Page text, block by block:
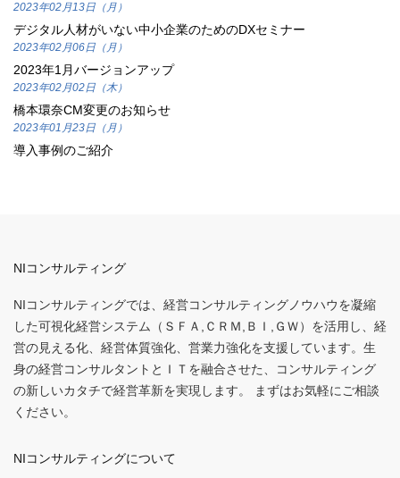
2023年02月13日（月）
デジタル人材がいない中小企業のためのDXセミナー
2023年02月06日（月）
2023年1月バージョンアップ
2023年02月02日（木）
橋本環奈CM変更のお知らせ
2023年01月23日（月）
導入事例のご紹介
NIコンサルティング
NIコンサルティングでは、経営コンサルティングノウハウを凝縮
した可視化経営システム（ＳＦＡ,ＣＲＭ,ＢＩ,ＧＷ）を活用し、経
営の見える化、経営体質強化、営業力強化を支援しています。生
身の経営コンサルタントとＩＴを融合させた、コンサルティング
の新しいカタチで経営革新を実現します。 まずはお気軽にご相談
ください。
NIコンサルティングについて